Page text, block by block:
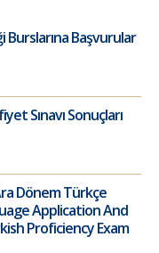
Burslarına Başvurular
Sınavı Sonuçları
Dönem Türkçe
Application And
Proficiency Exam